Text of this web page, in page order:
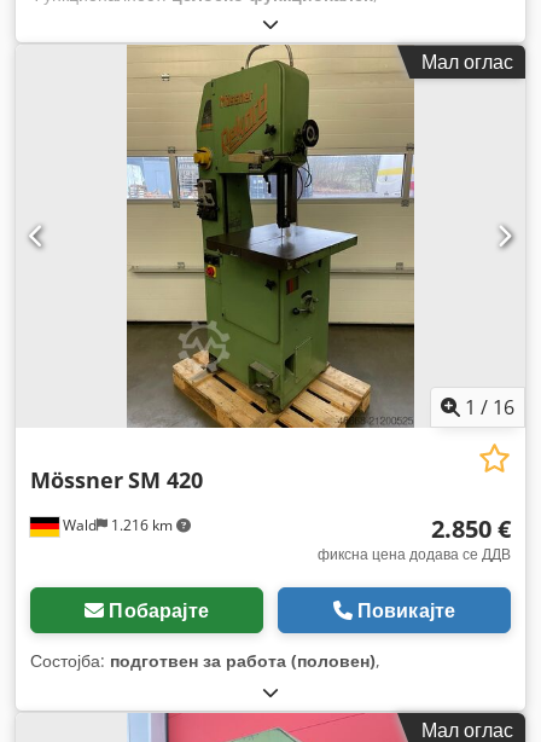
Мал оглас
1 / 16
Wald 1.216 km
MössnerSM 420
2.850 €
фиксна цена додава се ДДВ
Побарајте Повикајте
Состојба: подготвен за работа (половен),
Мал оглас